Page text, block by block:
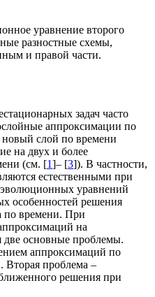
уравнение второго
разностные схемы,
и правой части.
задач часто
аппроксимации по
новый слой по времени
на двух и более
(см. [1]– [3]). В частности,
естественными при
уравнений
особенностей решения
по времени. При
на
две основные проблемы.
аппроксимаций по
Вторая проблема –
решения при